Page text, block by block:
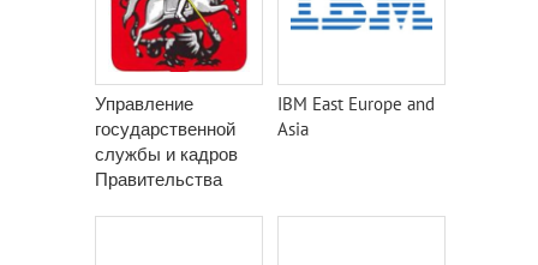
Управление
государственной
службы и кадров
Правительства
IBM East Europe and
Asia